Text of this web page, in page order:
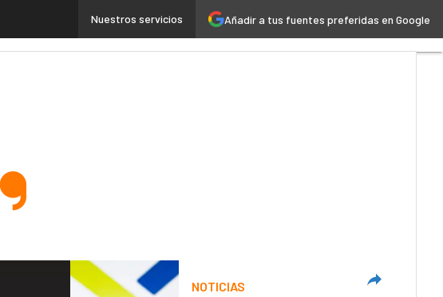
Añadir a tus fuentes preferidas en Google
Nuestros servicios
Industria 4.0SeguridadMovilidad
NOTICIAS